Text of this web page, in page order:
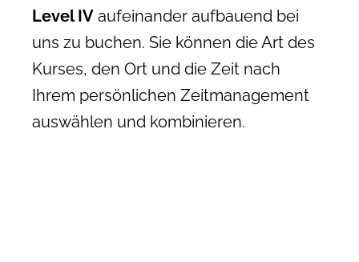
Level IV aufeinander aufbauend bei
uns zu buchen. Sie können die Art des
Kurses, den Ort und die Zeit nach
Ihrem persönlichen Zeitmanagement
auswählen und kombinieren.